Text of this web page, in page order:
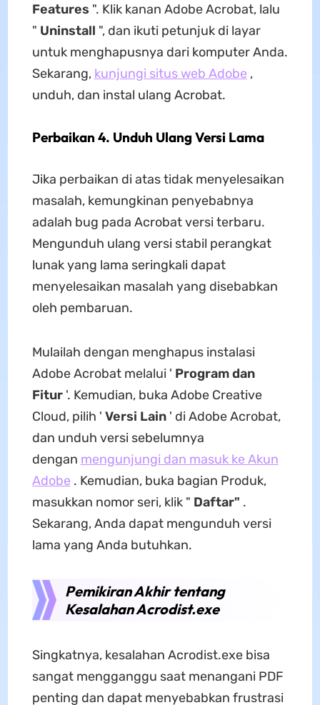
Features ". Klik kanan Adobe Acrobat, lalu
" Uninstall ", dan ikuti petunjuk di layar
untuk menghapusnya dari komputer Anda.
Sekarang, kunjungi situs web Adobe ,
unduh, dan instal ulang Acrobat.
Perbaikan 4. Unduh Ulang Versi Lama
Jika perbaikan di atas tidak menyelesaikan
masalah, kemungkinan penyebabnya
adalah bug pada Acrobat versi terbaru.
Mengunduh ulang versi stabil perangkat
lunak yang lama seringkali dapat
menyelesaikan masalah yang disebabkan
oleh pembaruan.
Mulailah dengan menghapus instalasi
Adobe Acrobat melalui ' Program dan
Fitur'. Kemudian, buka Adobe Creative
Cloud, pilih ' Versi Lain' di Adobe Acrobat,
dan unduh versi sebelumnya
dengan mengunjungi dan masuk ke Akun
Adobe . Kemudian, buka bagian Produk,
masukkan nomor seri, klik " Daftar" .
Sekarang, Anda dapat mengunduh versi
lama yang Anda butuhkan.
Pemikiran Akhir tentang
Kesalahan Acrodist.exe
Singkatnya, kesalahan Acrodist.exe bisa
sangat mengganggu saat menangani PDF
penting dan dapat menyebabkan frustrasi